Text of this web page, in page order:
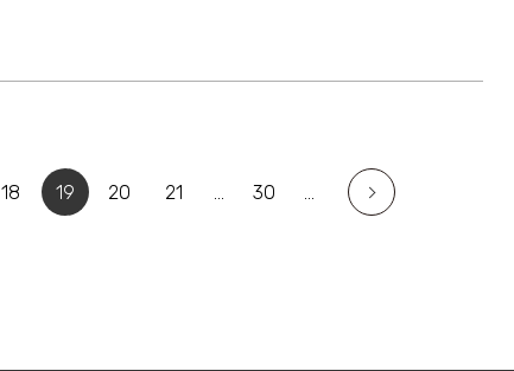
18 19 20 21 ... 30 ...